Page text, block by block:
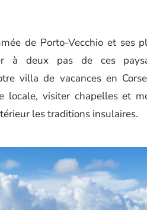
de Porto-Vecchio et ses
à deux pas de ces
villa de vacances en
locale, visiter chapelles et
les traditions insulaires.